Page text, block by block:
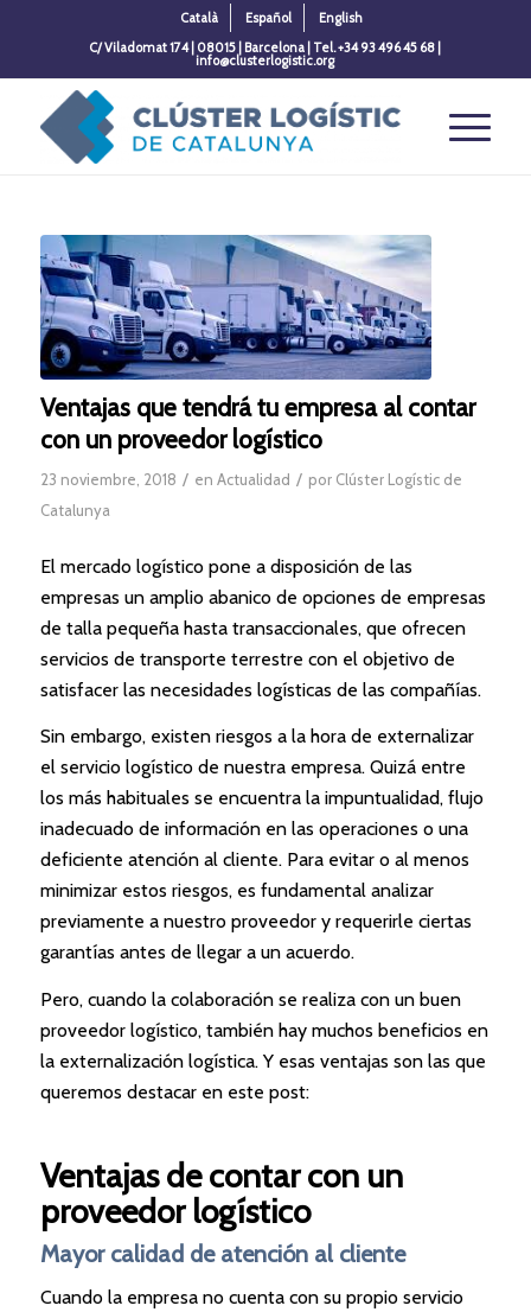
Català Español
English
C/ Viladomat 174 | 08015 | Barcelona | Tel. +34 93 496 45 68 |
info@clusterlogistic.org
Ventajas que tendrá tu empresa al contar
con un proveedor logístico
23 noviembre, 2018 / en Actualidad / por Clúster Logístic de
Catalunya
El mercado logístico pone a disposición de las
empresas un amplio abanico de opciones de empresas
de talla pequeña hasta transaccionales, que ofrecen
servicios de transporte terrestre con el objetivo de
satisfacer las necesidades logísticas de las compañías.
Sin embargo, existen riesgos a la hora de externalizar
el servicio logístico de nuestra empresa. Quizá entre
los más habituales se encuentra la impuntualidad, flujo
inadecuado de información en las operaciones o una
deficiente atención al cliente. Para evitar o al menos
minimizar estos riesgos, es fundamental analizar
previamente a nuestro proveedor y requerirle ciertas
garantías antes de llegar a un acuerdo.
Pero, cuando la colaboración se realiza con un buen
proveedor logístico, también hay muchos beneficios en
la externalización logística. Y esas ventajas son las que
queremos destacar en este post:
Ventajas de contar con un
proveedor logístico
Mayor calidad de atención al cliente
Cuando la empresa no cuenta con su propio servicio